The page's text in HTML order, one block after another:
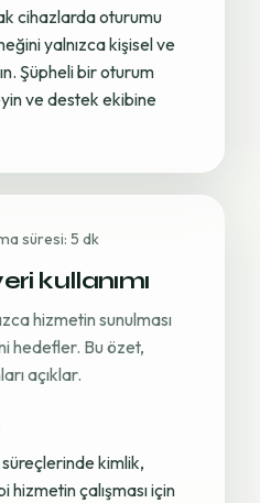
cihazlarda oturumu
yalnızca kişisel ve
Şüpheli bir oturum
ve destek ekibine
süresi: 5 dk
kullanımı
hizmetin sunulması
hedefler. Bu özet,
açıklar.
kimlik,
çalışması için